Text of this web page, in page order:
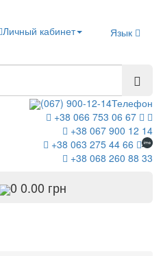
Личный кабинет Язык
(067) 900-12-14Телефон
+38 066 753 06 67
+38 067 900 12 14
+38 063 275 44 66
+38 068 260 88 33
0 0.00 грн